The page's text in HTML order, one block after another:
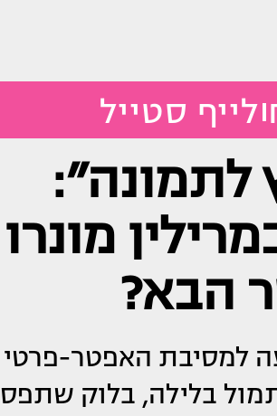
לייף סטייל
לתמונה״:
מונרו
הבא?
למסיבת האפטר-פרטי
בלילה, בלוק שתפס